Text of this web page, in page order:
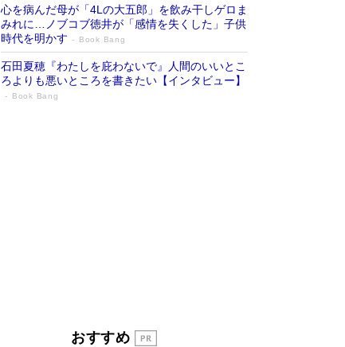
心を病んだ母が「4Lの大五郎」を飲み干しゲロま
みれに…ノブコブ徳井が「感情を失くした」子供
時代を明かす
Book Bang
石田夏穂『わたしを庇わないで』人間のいいとこ
ろよりも悪いところを書きたい【インタビュー】
Book Bang
開発への関心を押し上げた18年の物語に幕 特装
おすすめ